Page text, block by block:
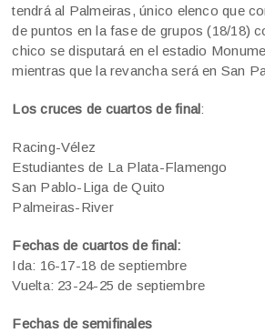
tendrá al Palmeiras, único elenco que
de puntos en la fase de grupos (18/18)
chico se disputará en el estadio
mientras que la revancha será en San
Los cruces de cuartos de final:
Racing-Vélez
Estudiantes de La Plata-Flamengo
San Pablo-Liga de Quito
Palmeiras-River
Fechas de cuartos de final:
Ida: 16-17-18 de septiembre
Vuelta: 23-24-25 de septiembre
Fechas de semifinales